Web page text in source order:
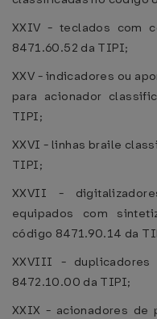
XXIV - teclados com
8471.60.52 da TIPI;
XXV - indicadores ou
para acionador
TIPI;
XXVI - linhas braile
TIPI;
XXVII -
equipados com
código 8471.90.14 da
XXVIII - duplicadores
8472.10.00 da TIPI;
XXIX - acionadores de